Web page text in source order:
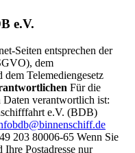
e.V.
Seiten entsprechen der
dem
Telemediengesetz
Für die
Daten verantwortlich ist:
e.V. (BDB)
203 80006-65 Wenn Sie
Postadresse nur